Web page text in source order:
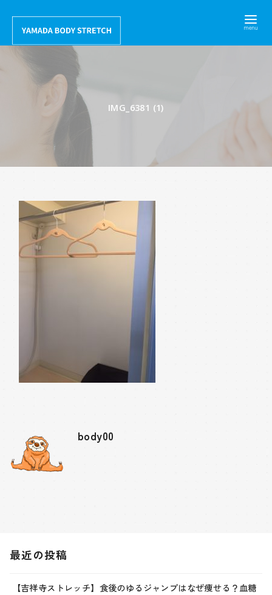
テ
IMG_6381 (1)
body00
最近の投稿
【吉祥寺ストレッチ】食後のゆるジャンプはなぜ痩せる？血糖